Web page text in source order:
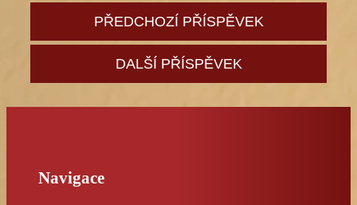
PŘEDCHOZÍ PŘÍSPĚVEK
DALŠÍ PŘÍSPĚVEK
Navigace